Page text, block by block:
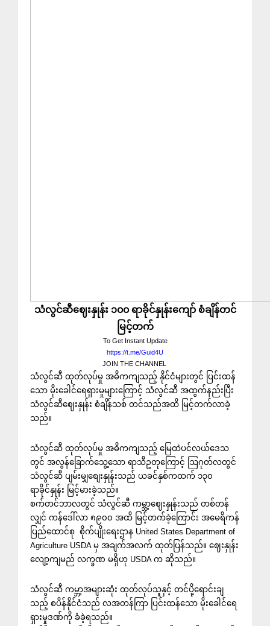
သံလွင်ဆီဈေးနှုန်း ၁၀၀ ရာခိုင်နှုန်းကျော် စံချိန်တင်
မြင့်တက်
To Get Instant Update
https://t.me/Guid4U
JOIN THE CHANNEL
သံလွင်ဆီ ထုတ်လုပ်မှု အဓိကကျသည့် နိုင်ငံများတွင် ပြင်းထန်
သော မိုးခေါင်ရေရှားမှုများကြောင့် သံလွင်ဆီ အထွက်နည်းပြီး
သံလွင်ဆီဈေးနှုန်း စံချိန်သစ် တင်သည်အထိ မြင့်တက်လာခဲ့
သည်။
သံလွင်ဆီ ထုတ်လုပ်မှု အဓိကကျသည့် မြေထဲပင်လယ်ဒေသ
တွင် အလွန်ခြောက်သွေ့သော ရာသီဥတုကြောင့် ဩဂုတ်လတွင်
သံလွင်ဆီ ပျမ်းမျှစျေးနှုန်းသည် ယခင်နှစ်ကထက် ၁၃၀
ရာခိုင်နှုန်း မြင့်မားခဲ့သည်။
စက်တင်ဘာလတွင် သံလွင်ဆီ ကမ္ဘာ့ဈေးနှုန်းသည် တစ်တန်
လျှင် ကန်ဒေါ်လာ ၈၉၀၀ အထိ မြင့်တက်ခဲ့ကြောင်း အမေရိကန်
ပြည်ထောင်စု စိုက်ပျိုးရေးဌာန United States Department of
Agriculture USDA မှ အချက်အလက် ထုတ်ပြန်သည်။ ဈေးနှုန်း
လျော့ကျမည် လက္ခဏ မရှိဟု USDA က ဆိုသည်။
သံလွင်ဆီ ကမ္ဘာ့အများဆုံး ထုတ်လုပ်သူနှင့် တင်ပို့ရောင်းချ
သည့် စပိန်နိုင်ငံသည် လအတန်ကြာ ပြင်းထန်သော မိုးခေါင်ရေ
ရှားမှုဒဏ်ကို ခံခဲ့ရသည်။